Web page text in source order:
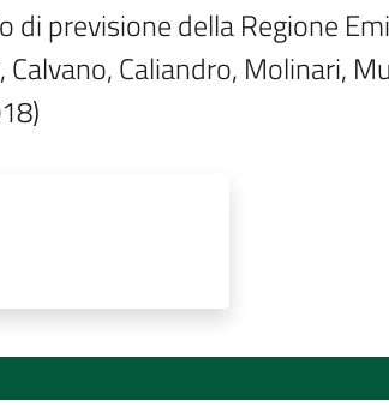
di previsione della Regione
Caliandro, Molinari,